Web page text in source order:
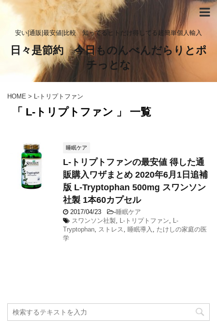
安い|通販|最安値|比較 知ってるヒトだけ得してる超簡単個人輸入
日々是節約 今日ものんべんだらりとポ
チっとな
HOME > L-トリプトファン
「 L-トリプトファン 」 一覧
睡眠ケア
L-トリプトファンの最安値 得した通
販購入ワザまとめ 2020年6月1日追補
版 L-Tryptophan 500mg スワンソン
社製 1本60カプセル
2017/04/23 -睡眠ケア
スワンソン社製, L-トリプトファン, L-
Tryptophan, ストレス , 睡眠導入 , たけしの家庭の医
学